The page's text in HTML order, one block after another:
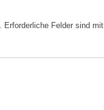
Erforderliche Felder sind mit